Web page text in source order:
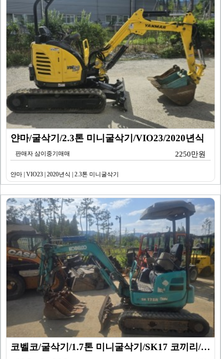
얀마/굴삭기/2.3톤 미니굴삭기/VIO23/2020년식
판매자 삼이중기매매 2250만원
얀마 | VIO23 | 2020년식 | 2.3톤 미니굴삭기
코벨코/굴삭기/1.7톤 미니굴삭기/SK17 코끼리/20…